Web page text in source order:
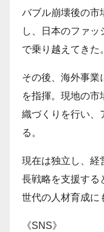
バブル崩壊後の市
し、日本のファ
で乗り越えてきた。
その後、海外事業
を指揮。現地の市
織づくりを行い、
る。
現在は独立し、経
長戦略を支援する
世代の人材育成に
《SNS》